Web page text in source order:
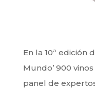
En la 10ª edición
Mundo’ 900
panel de